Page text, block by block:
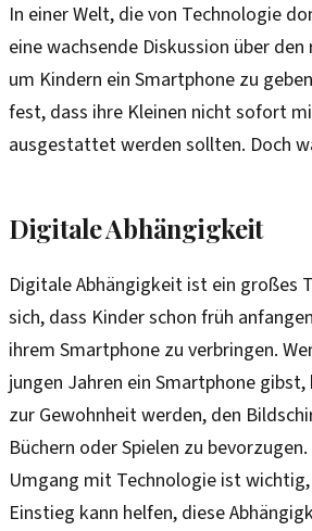
In einer Welt, die von Technologie
eine wachsende Diskussion über
um Kindern ein Smartphone zu
fest, dass ihre Kleinen nicht sofort
ausgestattet werden sollten. Doch
Digitale Abhängigkeit
Digitale Abhängigkeit ist ein großes
sich, dass Kinder schon früh
ihrem Smartphone zu verbringen.
jungen Jahren ein Smartphone
zur Gewohnheit werden, den
Büchern oder Spielen zu
Umgang mit Technologie ist
Einstieg kann helfen, diese